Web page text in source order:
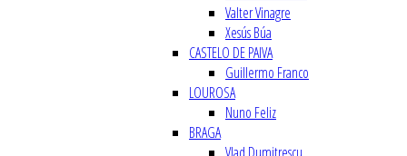
Valter Vinagre
Xesús Búa
CASTELO DE PAIVA
Guillermo Franco
LOUROSA
Nuno Feliz
BRAGA